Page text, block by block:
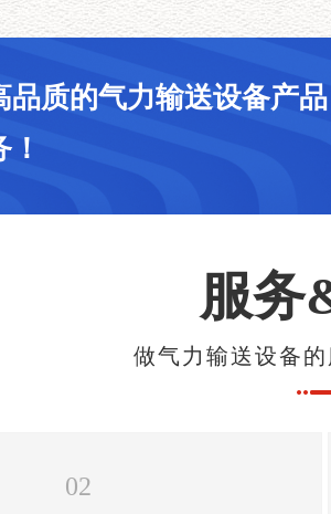
质的气力输送设备产品
服务
做气力输送设备
02